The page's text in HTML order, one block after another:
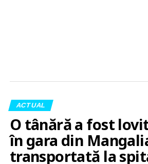
ACTUAL
O tânără a fost
în gara din
transportată la